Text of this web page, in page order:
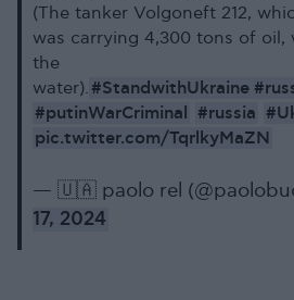
(The tanker Volgoneft 212,
was carrying 4,300 tons of oil,
the
water). #StandwithUkraine
#putinWarCriminal #russia
pic.twitter.com/TqrlkyMaZN
— 🇺🇦 paolo rel
17, 2024